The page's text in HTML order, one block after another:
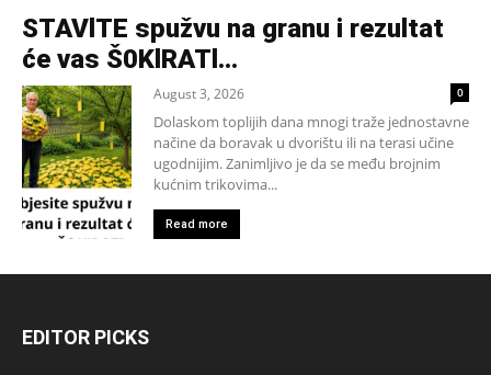
STAVlTE spužvu na granu i rezultat
će vas Š0KlRATl…
August 3, 2026 0
Dolaskom toplijih dana mnogi traže jednostavne
načine da boravak u dvorištu ili na terasi učine
ugodnijim. Zanimljivo je da se među brojnim
kućnim trikovima...
Read more
EDITOR PICKS